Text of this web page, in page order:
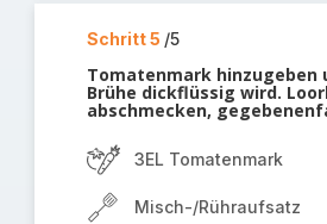
Schritt 5 /5
Tomatenmark hinzugeben
Brühe dickflüssig wird.
abschmecken,
3EL Tomatenmark
Misch-/Rühraufsatz